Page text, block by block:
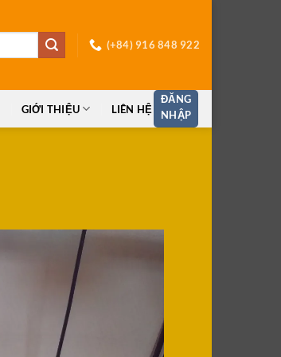
(+84) 916 848 922
GIỚI THIỆU LIÊN HỆ
ĐĂNG
NHẬP